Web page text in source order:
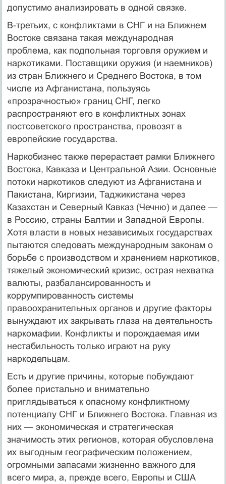
допустимо анализировать в одной связке.
В-третьих, с конфликтами в СНГ и на Ближнем
Востоке связана такая международная
проблема, как подпольная торговля оружием и
наркотиками. Поставщики оружия (и наемников)
из стран Ближнего и Среднего Востока, в том
числе из Афганистана, пользуясь
«прозрачностью» границ СНГ, легко
распространяют его в конфликтных зонах
постсоветского пространства, провозят в
европейские государства.
Наркобизнес также перерастает рамки Ближнего
Востока, Кавказа и Центральной Азии. Основные
потоки наркотиков следуют из Афганистана и
Пакистана, Киргизии, Таджикистана через
Казахстан и Северный Кавказ (Чечню) и далее —
в Россию, страны Балтии и Западной Европы.
Хотя власти в новых независимых государствах
пытаются следовать международным законам о
борьбе с производством и хранением наркотиков,
тяжелый экономический кризис, острая нехватка
валюты, разбалансированность и
коррумпированность системы
правоохранительных органов и другие факторы
вынуждают их закрывать глаза на деятельность
наркомафии. Конфликты и порождаемая ими
нестабильность только играют на руку
наркодельцам.
Есть и другие причины, которые побуждают
более пристально и внимательно
приглядываться к опасному конфликтному
потенциалу СНГ и Ближнего Востока. Главная из
них — экономическая и стратегическая
значимость этих регионов, которая обусловлена
их выгодным географическим положением,
огромными запасами жизненно важного для
всего мира, а, прежде всего, Европы и США